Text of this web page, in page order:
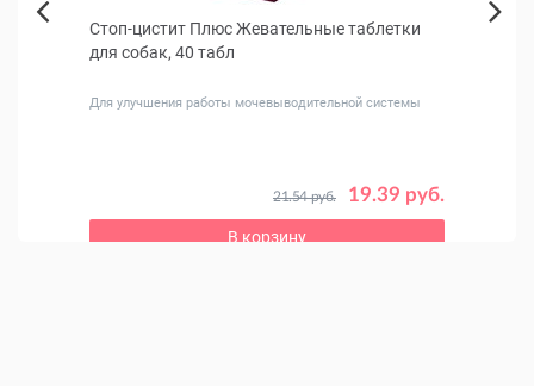
Стоп-цистит Плюс Жевательные таблетки
для собак, 40 табл
Для улучшения работы мочевыводительной системы
19.39 руб.
21.54 руб.
В корзину